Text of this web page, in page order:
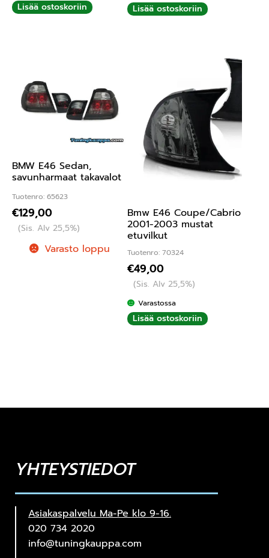
Lisää ostoskoriin Lisää ostoskoriin
BMW E46 Sedan,
savunharmaat takavalot
Tuotenro: 65623
€129,00
(Sis. Alv 25,5%)
Varasto loppu
Bmw E46 Coupe/Cabrio
2001-2003 mustat
etuvilkut
Tuotenro: 70324
€49,00
(Sis. Alv 25,5%)
Varastossa
Lisää ostoskoriin
YHTEYSTIEDOT
Asiakaspalvelu Ma-Pe klo 9-16.
020 734 2020
info@tuningkauppa.com